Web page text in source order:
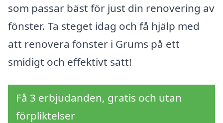
som passar bäst för just din renovering av
fönster. Ta steget idag och få hjälp med
att renovera fönster i Grums på ett
smidigt och effektivt sätt!
Få 3 erbjudanden, gratis och utan
förpliktelser